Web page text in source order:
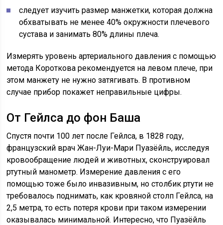
следует изучить размер манжетки, которая должна
обхватывать не менее 40% окружности плечевого
сустава и занимать 80% длины плеча.
Измерять уровень артериального давления с помощью
метода Короткова рекомендуется на левом плече, при
этом манжету не нужно затягивать. В противном
случае прибор покажет неправильные цифры.
От Гейлса до фон Баша
Спустя почти 100 лет после Гейлса, в 1828 году,
французский врач Жан-Луи-Мари Пуазёйль, исследуя
кровообращение людей и животных, сконструировал
ртутный манометр. Измерение давления с его
помощью тоже было инвазивным, но столбик ртути не
требовалось поднимать, как кровяной столп Гейлса, на
2,5 метра, то есть потеря крови при таком измерении
оказывалась минимальной. Интересно, что Пуазёйль